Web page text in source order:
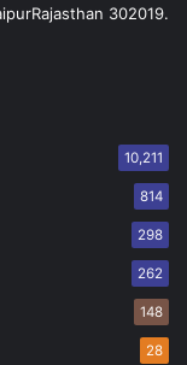
302019.
10,211
814
298
262
148
28